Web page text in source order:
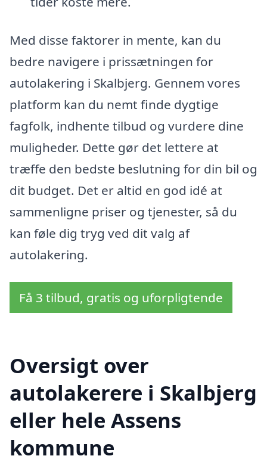
Med disse faktorer in mente, kan du
bedre navigere i prissætningen for
autolakering i Skalbjerg. Gennem vores
platform kan du nemt finde dygtige
fagfolk, indhente tilbud og vurdere dine
muligheder. Dette gør det lettere at
træffe den bedste beslutning for din bil og
dit budget. Det er altid en god idé at
sammenligne priser og tjenester, så du
kan føle dig tryg ved dit valg af
autolakering.
Få 3 tilbud, gratis og uforpligtende
Oversigt over
autolakerere i Skalbjerg
eller hele Assens
kommune